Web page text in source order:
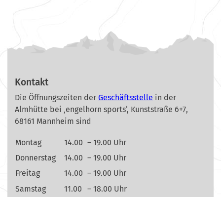
Kontakt
Die Öffnungszeiten der Geschäftsstelle in der
Almhütte bei ‚engelhorn sports‘, Kunststraße 6+7,
68161 Mannheim sind
Montag 14.00 – 19.00 Uhr
Donnerstag
14.00 – 19.00 Uhr
Freitag
14.00 – 19.00 Uhr
Samstag
11.00
– 18.00 Uhr